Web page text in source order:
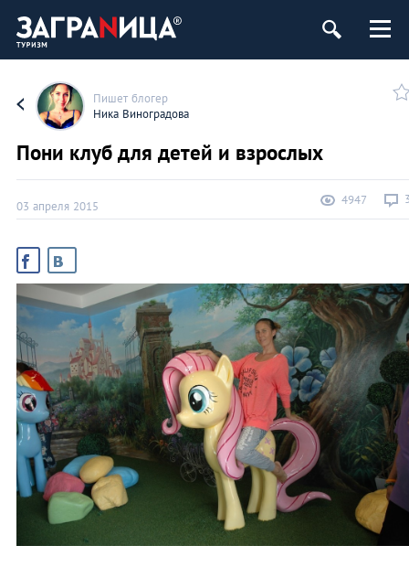
Пишет блогер
Ника Виноградова
Пони клуб для детей и взрослых
03 апреля 2015 4947